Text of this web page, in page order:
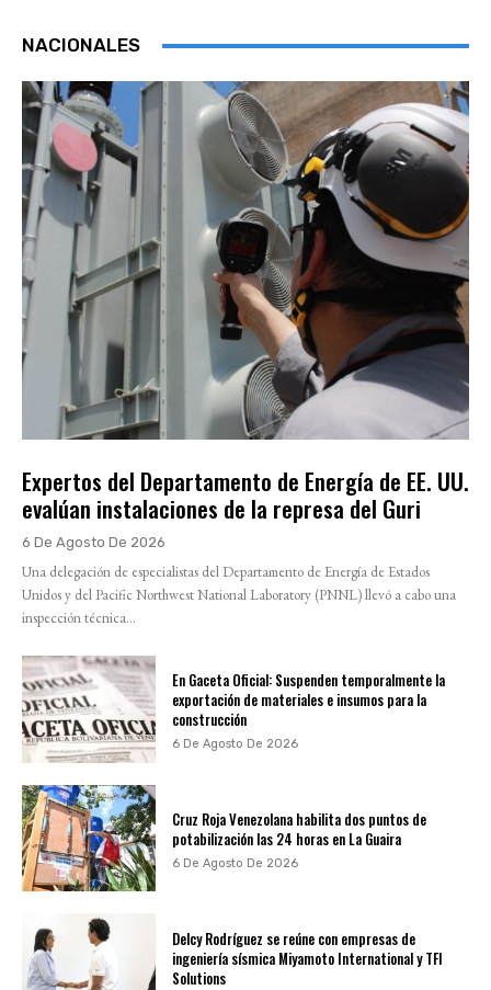
NACIONALES
Expertos del Departamento de Energía de EE. UU.
evalúan instalaciones de la represa del Guri
6 De Agosto De 2026
Una delegación de especialistas del Departamento de Energía de Estados
Unidos y del Pacific Northwest National Laboratory (PNNL) llevó a cabo una
inspección técnica...
En Gaceta Oficial: Suspenden temporalmente la
exportación de materiales e insumos para la
construcción
6 De Agosto De 2026
Cruz Roja Venezolana habilita dos puntos de
potabilización las 24 horas en La Guaira
6 De Agosto De 2026
Delcy Rodríguez se reúne con empresas de
ingeniería sísmica Miyamoto International y TFI
Solutions